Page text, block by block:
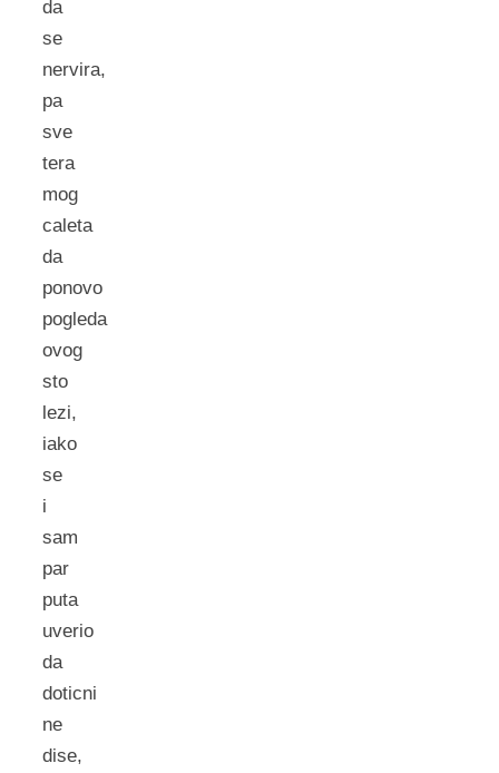
da
se
nervira,
pa
sve
tera
mog
caleta
da
ponovo
pogleda
ovog
sto
lezi,
iako
se
i
sam
par
puta
uverio
da
doticni
ne
dise,